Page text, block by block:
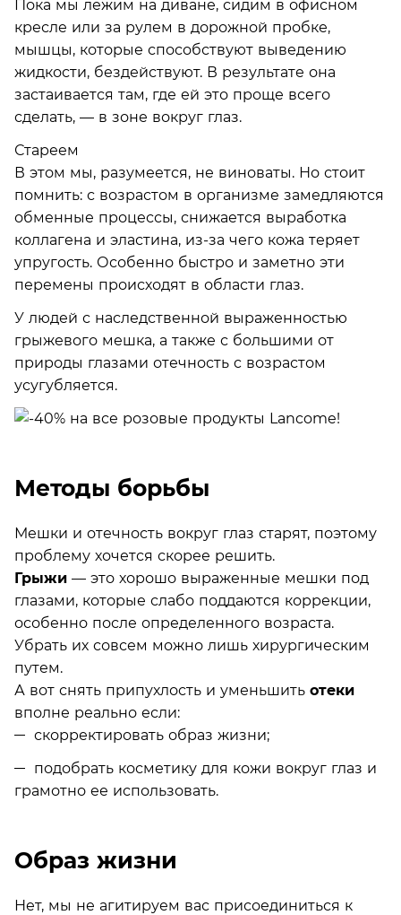
Пока мы лежим на диване, сидим в офисном
кресле или за рулем в дорожной пробке,
мышцы, которые способствуют выведению
жидкости, бездействуют. В результате она
застаивается там, где ей это проще всего
сделать, — в зоне вокруг глаз.
Стареем
В этом мы, разумеется, не виноваты. Но стоит
помнить: с возрастом в организме замедляются
обменные процессы, снижается выработка
коллагена и эластина, из-за чего кожа теряет
упругость. Особенно быстро и заметно эти
перемены происходят в области глаз.
У людей с наследственной выраженностью
грыжевого мешка, а также с большими от
природы глазами отечность c возрастом
усугубляется.
Методы борьбы
Мешки и отечность вокруг глаз старят, поэтому
проблему хочется скорее решить.
Грыжи — это хорошо выраженные мешки под
глазами, которые слабо поддаются коррекции,
особенно после определенного возраста.
Убрать их совсем можно лишь хирургическим
путем.
А вот снять припухлость и уменьшить отеки
вполне реально если:
скорректировать образ жизни;
подобрать косметику для кожи вокруг глаз и
грамотно ее использовать.
Образ жизни
Нет, мы не агитируем вас присоединиться к